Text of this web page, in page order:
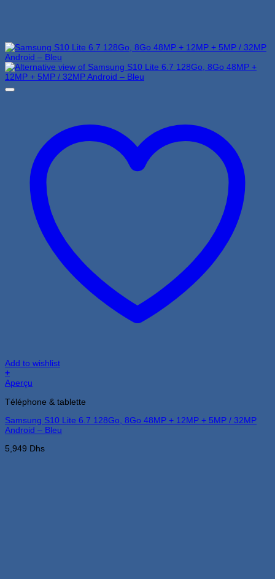
Add to wishlist
+
Aperçu
Téléphone & tablette
Samsung S10 Lite 6.7 128Go, 8Go 48MP + 12MP + 5MP / 32MP
Android – Bleu
5,949 Dhs